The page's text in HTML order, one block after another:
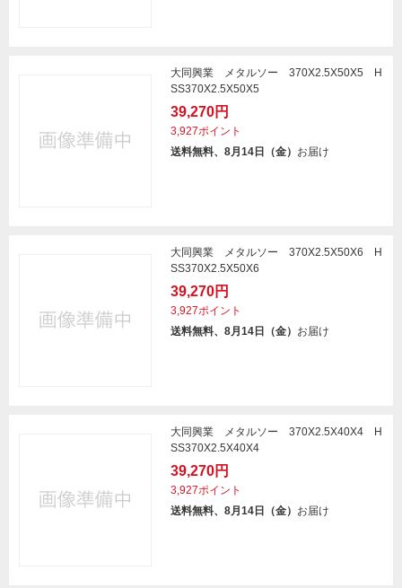
大同興業 メタルソー 370X2.5X50X5 H
SS370X2.5X50X5
39,270円
3,927ポイント
送料無料、8月14日（金） お届け
大同興業 メタルソー 370X2.5X50X6 H
SS370X2.5X50X6
39,270円
3,927ポイント
送料無料、8月14日（金） お届け
大同興業 メタルソー 370X2.5X40X4 H
SS370X2.5X40X4
39,270円
3,927ポイント
送料無料、8月14日（金） お届け